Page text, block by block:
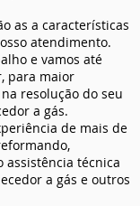
as a características
atendimento.
e vamos até
para maior
resolução do seu
a gás.
de mais de
assistência técnica
a gás e outros